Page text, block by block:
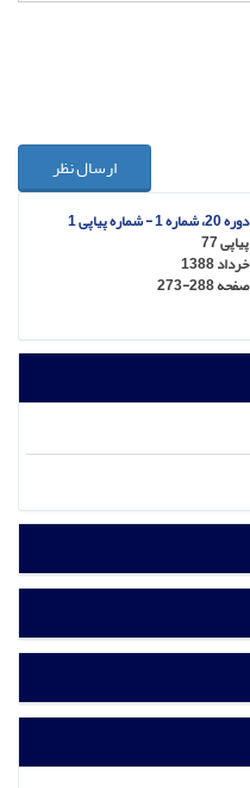
ارسال نظر
دوره 20، شماره 1 - شماره پیاپی 1
پیاپی 77
خرداد 1388
صفحه273-288